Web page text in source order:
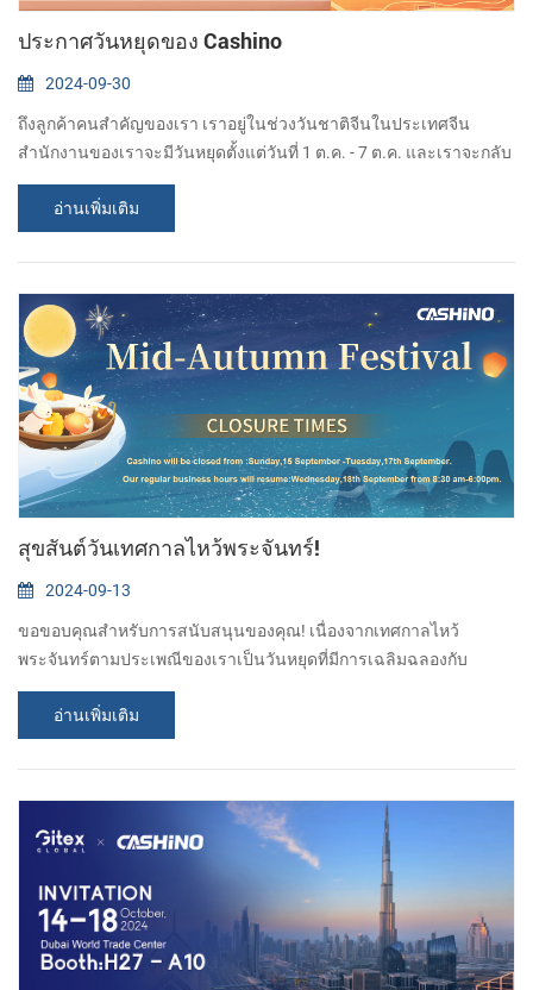
ประกาศวันหยุดของ Cashino
2024-09-30
ถึงลูกค้าคนสำคัญของเรา เราอยู่ในช่วงวันชาติจีนในประเทศจีน
สำนักงานของเราจะมีวันหยุดตั้งแต่วันที่ 1 ต.ค. - 7 ต.ค. และเราจะกลับ
มาทำงานตามปกติในวันที่ 8 ต.ค. ขออภัยที่ไม่สามารถตอบกลับได้ทัน
เวลา ฉันจะตอบกลับคุณทันทีที่เห็นข้อความ ขอให้ทุกอย่างผ่านไปด้วยดี
หากคุณต้องการสอบถามเกี่ยวกับผลิตภัณฑ์ของเรา คุณสามารถฝาก
ข้อความไว้ให้เราได้ และเราจะตอบกลับคุณโดยเร็วที่สุด เป็นไปได้
CASHINO คือ ผู้ผลิตโซลูชั่นการ...
อ่านเพิ่มเติม
สุขสันต์วันเทศกาลไหว้พระจันทร์!
2024-09-13
ขอขอบคุณสำหรับการสนับสนุนของคุณ! เนื่องจากเทศกาลไหว้
พระจันทร์ตามประเพณีของเราเป็นวันหยุดที่มีการเฉลิมฉลองกับ
ครอบครัว เราจะหยุดพักผ่อนเป็นเวลาสามวัน (15กันยายน-17th
กันยายน) เราจะกลับมาทำงานอีกครั้งในวันที่ 18 กันยายน หากคุณ
ต้องการปรึกษาผลิตภัณฑ์ของเรา กรุณาฝากข้อความถึงเรา แล้วเราจะ
ติดต่อกลับโดยเร็วที่สุด ขอบคุณสำหรับความเข้าใจของคุณ สุขสันต์
เทศกาลไหว้พระจันทร์ !...
อ่านเพิ่มเติม